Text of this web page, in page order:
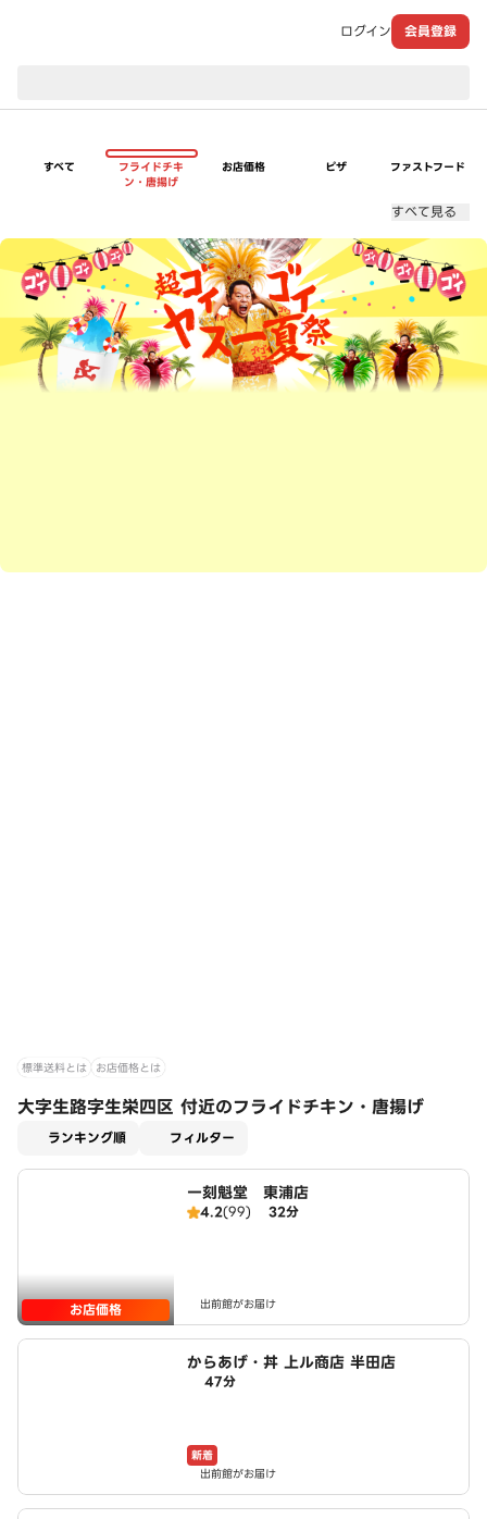
ログイン 会員登録
すべて
フライドチキ
ン・唐揚げ
お店価格 ピザ ファストフード
すべて見る
超ゴイゴイヤスー夏祭
標準送料とは お店価格とは
大字生路字生栄四区 付近のフライドチキン・唐揚げ
ランキング順 フィルター
お店価格
一刻魁堂 東浦店
4.2(99) 32分
出前館がお届け
からあげ・丼 上ル商店 半田店
47分
新着
出前館がお届け